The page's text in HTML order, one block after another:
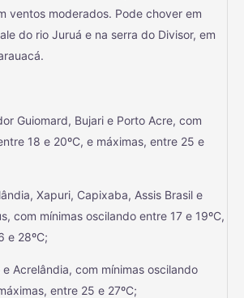
ventos moderados. Pode chover em
do rio Juruá e na serra do Divisor, em
Guiomard, Bujari e Porto Acre, com
18 e 20ºC, e máximas, entre 25 e
Xapuri, Capixaba, Assis Brasil e
com mínimas oscilando entre 17 e 19ºC,
e 28ºC;
Acrelândia, com mínimas oscilando
entre 25 e 27ºC;